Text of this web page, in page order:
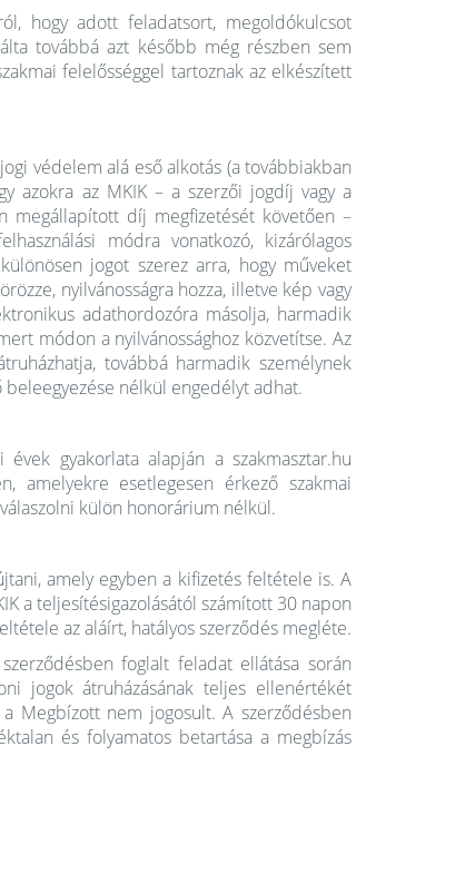
hogy adott feladatsort, megoldókulcsot
továbbá azt később még részben sem
felelősséggel tartoznak az elkészített
védelem alá eső alkotás (a továbbiakban
azokra az MKIK – a szerzői jogdíj vagy a
megállapított díj megfizetését követően –
módra vonatkozó, kizárólagos
jogot szerez arra, hogy műveket
nyilvánosságra hozza, illetve kép vagy
adathordozóra másolja, harmadik
módon a nyilvánossághoz közvetítse. Az
továbbá harmadik személynek
beleegyezése nélkül engedélyt adhat.
gyakorlata alapján a szakmasztar.hu
amelyekre esetlegesen érkező szakmai
külön honorárium nélkül.
amely egyben a kifizetés feltétele is. A
a teljesítésigazolásától számított 30 napon
az aláírt, hatályos szerződés megléte.
foglalt feladat ellátása során
jogok átruházásának teljes ellenértékét
Megbízott nem jogosult. A szerződésben
és folyamatos betartása a megbízás